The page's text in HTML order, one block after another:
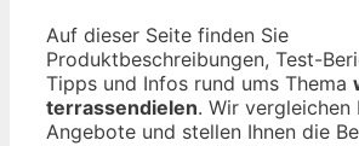
Auf dieser Seite finden Sie
Produktbeschreibungen, Test-
Tipps und Infos rund ums Thema
terrassendielen. Wir vergleichen
Angebote und stellen Ihnen die